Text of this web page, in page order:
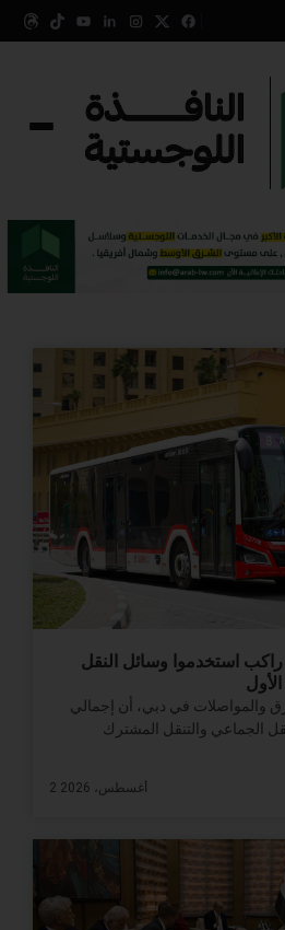
مليون راكب استخدموا وسائل النقل
والمواصلات في دبي، أن إجمالي
الجماعي والتنقل المشترك
2 أغسطس، 2026